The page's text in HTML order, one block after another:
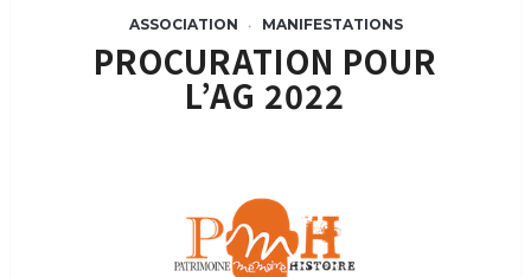
ASSOCIATION • MANIFESTATIONS
PROCURATION POUR
L’AG 2022